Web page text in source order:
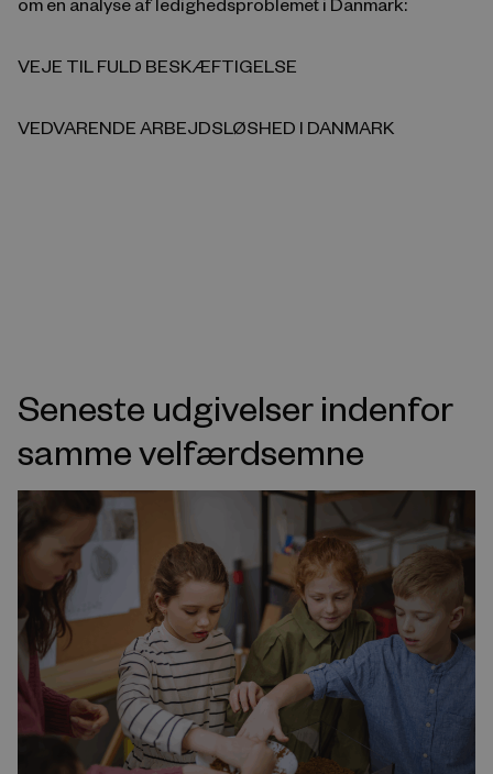
VEJE TIL FULD BESKÆFTIGELSE
VEDVARENDE ARBEJDSLØSHED I DANMARK
Seneste udgivelser indenfor
samme velfærdsemne